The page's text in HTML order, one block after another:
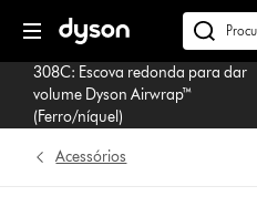
seguinte
Pesquisar
em
308C: Escova redonda para dar
volume Dyson Airwrap™
(Ferro/níquel)
Acessórios